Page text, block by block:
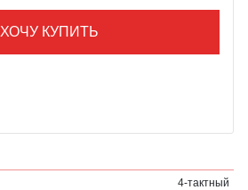
ХОЧУ КУПИТЬ
4-тактный